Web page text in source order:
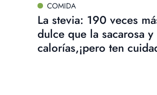
COMIDA
La stevia: 190 veces
dulce que la sacarosa y
calorías,¡pero ten